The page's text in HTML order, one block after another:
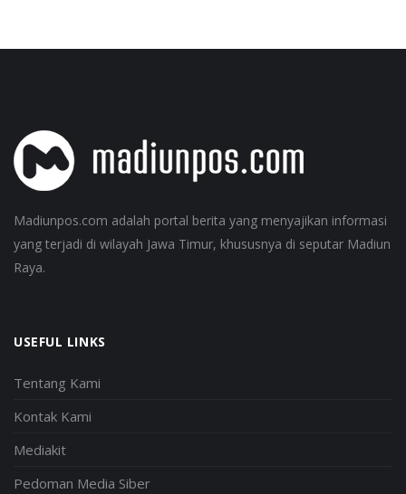
Madiunpos.com adalah portal berita yang menyajikan informasi
yang terjadi di wilayah Jawa Timur, khususnya di seputar Madiun
Raya.
USEFUL LINKS
Tentang Kami
Kontak Kami
Mediakit
Pedoman Media Siber